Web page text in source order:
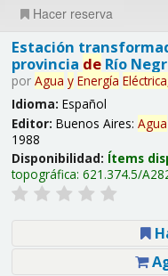
Hacer reserva
Estación
provincia deRío
por Agua y Energía
Idioma: Español
Editor: Buenos Aires: Agua
1988
Disponibilidad: Ítems
topográfica: 621.374.5/